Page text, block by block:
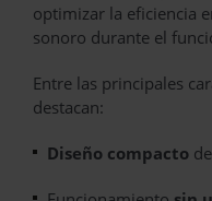
optimizar la eficiencia
sonoro durante el
Entre las principales
destacan:
Diseño compacto de